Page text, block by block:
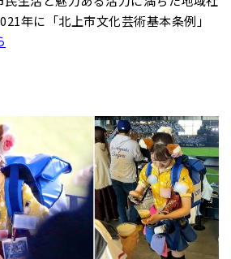
年に「北上市文化芸術基本条例」